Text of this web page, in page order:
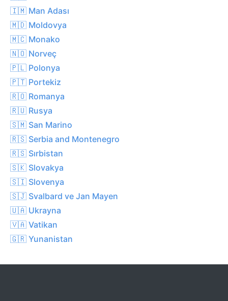
🇮🇲 Man Adası
🇲🇩 Moldovya
🇲🇨 Monako
🇳🇴 Norveç
🇵🇱 Polonya
🇵🇹 Portekiz
🇷🇴 Romanya
🇷🇺 Rusya
🇸🇲 San Marino
🇷🇸 Serbia and Montenegro
🇷🇸 Sırbistan
🇸🇰 Slovakya
🇸🇮 Slovenya
🇸🇯 Svalbard ve Jan Mayen
🇺🇦 Ukrayna
🇻🇦 Vatikan
🇬🇷 Yunanistan